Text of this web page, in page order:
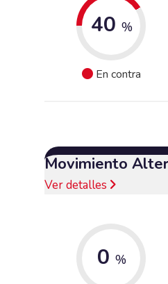
40 %
En contra
Movimiento
Ver detalles
0 %